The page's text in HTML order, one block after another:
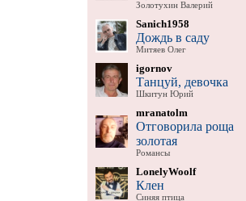
Золотухин Валерий
Sanich1958
Дождь в саду
Митяев Олег
igornov
Танцуй, девочка
Шкитун Юрий
mranatolm
Отговорила роща
золотая
Романсы
LonelyWoolf
Клен
Синяя птица